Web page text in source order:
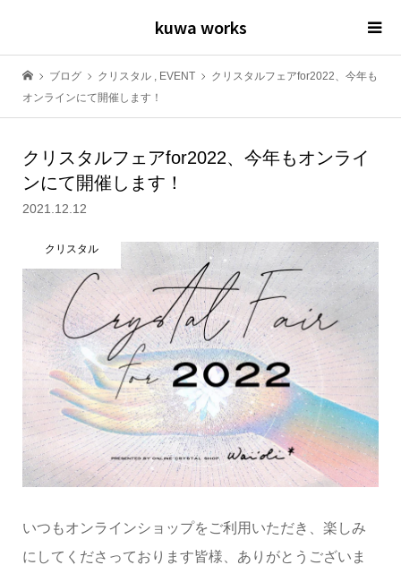
kuwa works
ブログ クリスタル , EVENT
クリスタルフェアfor2022、今年も
オンラインにて開催します！
クリスタルフェアfor2022、今年もオンライ
ンにて開催します！
2021.12.12
クリスタル
いつもオンラインショップをご利用いただき、楽しみ
にしてくださっております皆様、ありがとうございま